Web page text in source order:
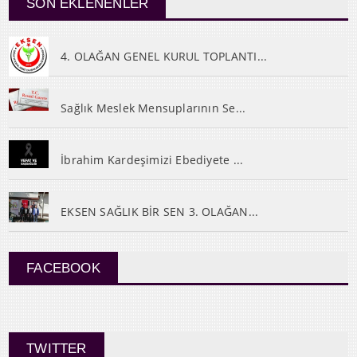
SON EKLENENLER
4. OLAĞAN GENEL KURUL TOPLANTI...
Sağlık Meslek Mensuplarının Se...
İbrahim Kardeşimizi Ebediyete ...
EKSEN SAĞLIK BİR SEN 3. OLAĞAN...
FACEBOOK
TWITTER